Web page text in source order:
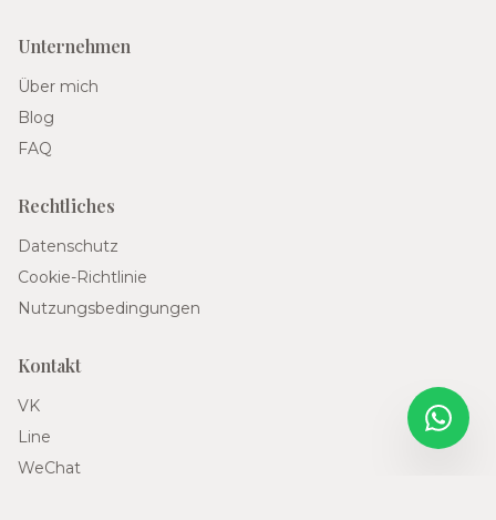
Unternehmen
Über mich
Blog
FAQ
Rechtliches
Datenschutz
Cookie-Richtlinie
Nutzungsbedingungen
Kontakt
VK
Line
WeChat